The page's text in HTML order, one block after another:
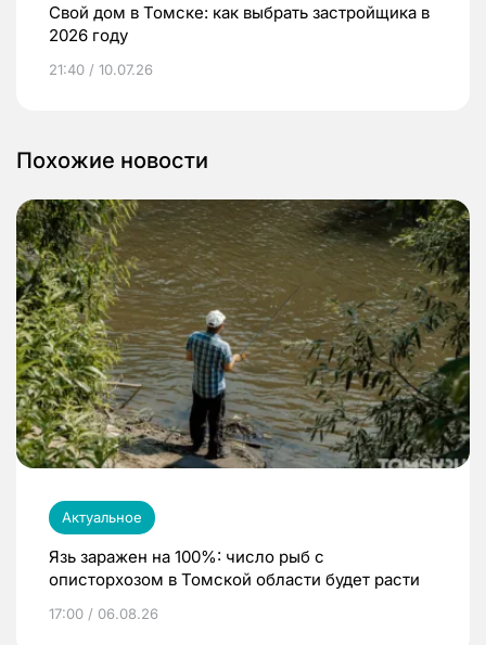
Свой дом в Томске: как выбрать застройщика в
2026 году
21:40 / 10.07.26
Похожие новости
Актуальное
Язь заражен на 100%: число рыб с
описторхозом в Томской области будет расти
17:00 / 06.08.26